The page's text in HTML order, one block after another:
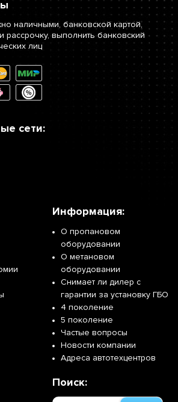
наличными, банковской картой,
рассрочку, выполнить банковский
лиц
сети:
Информация:
О пропановом
оборудовании
О метановом
оборудовании
Снимает ли дилер с
гарантии за установку ГБО
4 поколение
5 поколение
Частые вопросы
Новости компании
Адреса автотехцентров
Поиск: